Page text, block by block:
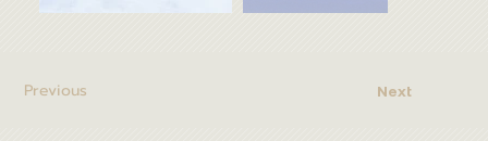
Previous Next